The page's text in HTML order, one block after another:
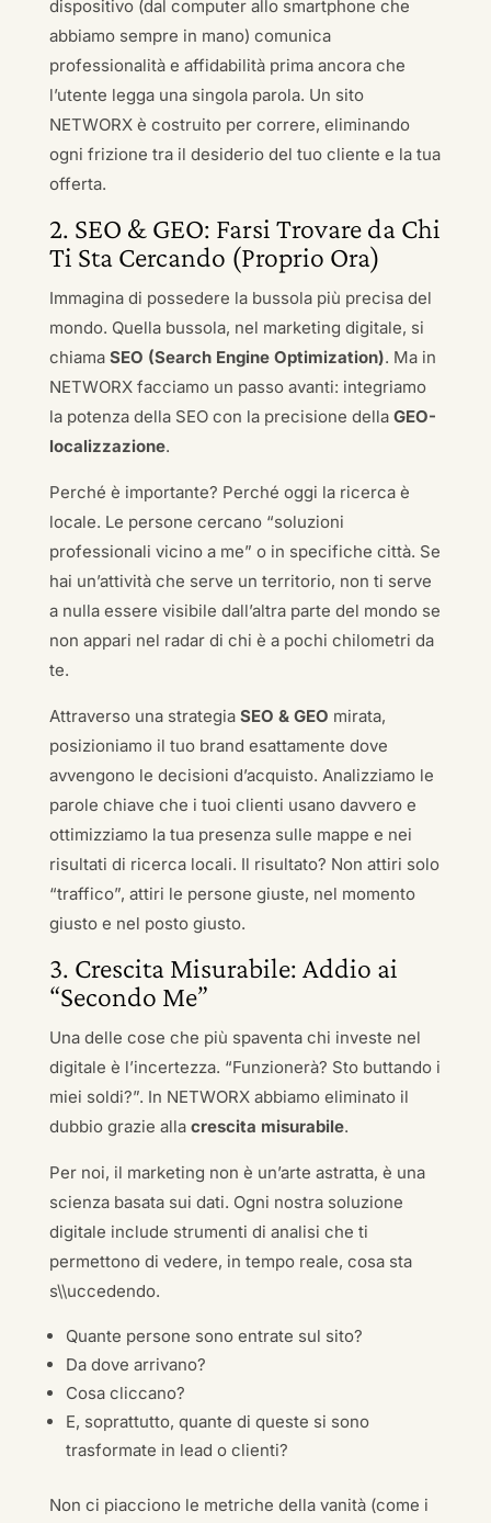
dispositivo (dal computer allo smartphone che
abbiamo sempre in mano) comunica
professionalità e affidabilità prima ancora che
l’utente legga una singola parola. Un sito
NETWORX è costruito per correre, eliminando
ogni frizione tra il desiderio del tuo cliente e la tua
offerta.
2. SEO & GEO: Farsi Trovare da Chi
Ti Sta Cercando (Proprio Ora)
Immagina di possedere la bussola più precisa del
mondo. Quella bussola, nel marketing digitale, si
chiama SEO (Search Engine Optimization). Ma in
NETWORX facciamo un passo avanti: integriamo
la potenza della SEO con la precisione della GEO-
localizzazione.
Perché è importante? Perché oggi la ricerca è
locale. Le persone cercano “soluzioni
professionali vicino a me” o in specifiche città. Se
hai un’attività che serve un territorio, non ti serve
a nulla essere visibile dall’altra parte del mondo se
non appari nel radar di chi è a pochi chilometri da
te.
Attraverso una strategia SEO & GEO mirata,
posizioniamo il tuo brand esattamente dove
avvengono le decisioni d’acquisto. Analizziamo le
parole chiave che i tuoi clienti usano davvero e
ottimizziamo la tua presenza sulle mappe e nei
risultati di ricerca locali. Il risultato? Non attiri solo
“traffico”, attiri le persone giuste, nel momento
giusto e nel posto giusto.
3. Crescita Misurabile: Addio ai
“Secondo Me”
Una delle cose che più spaventa chi investe nel
digitale è l’incertezza. “Funzionerà? Sto buttando i
miei soldi?”. In NETWORX abbiamo eliminato il
dubbio grazie alla crescita misurabile.
Per noi, il marketing non è un’arte astratta, è una
scienza basata sui dati. Ogni nostra soluzione
digitale include strumenti di analisi che ti
permettono di vedere, in tempo reale, cosa sta
s\\uccedendo.
Quante persone sono entrate sul sito?
Da dove arrivano?
Cosa cliccano?
E, soprattutto, quante di queste si sono
trasformate in lead o clienti?
Non ci piacciono le metriche della vanità (come i